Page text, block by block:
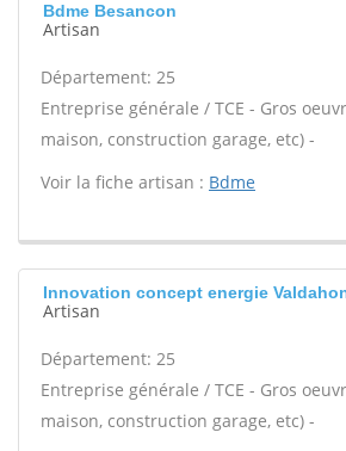
Bdme Besancon
Artisan
Département: 25
Entreprise générale / TCE - Gros
maison, construction garage, etc) -
Voir la fiche artisan : Bdme
Innovation concept energie
Artisan
Département: 25
Entreprise générale / TCE - Gros
maison, construction garage, etc) -